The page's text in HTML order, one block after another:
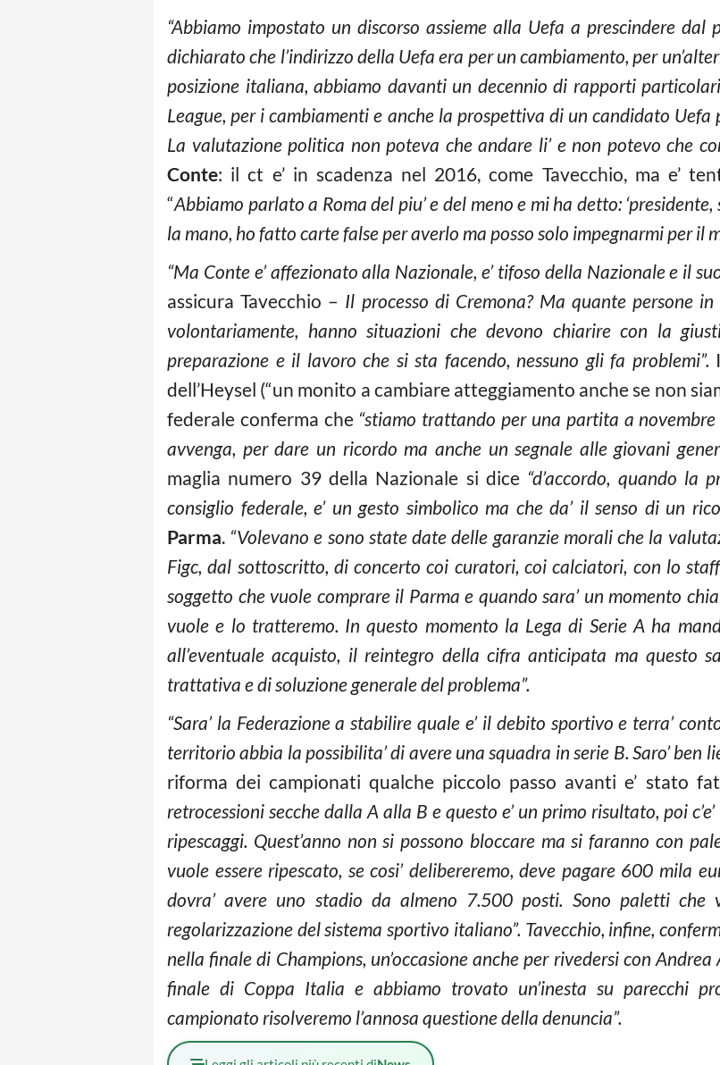
“Abbiamo impostato un discorso assieme alla Uefa a prescindere dal
dichiarato che l’indirizzo della Uefa era per un cambiamento, per
posizione italiana, abbiamo davanti un decennio di rapporti
League, per i cambiamenti e anche la prospettiva di un candidato Uefa
La valutazione politica non poteva che andare li’ e non potevo che
Conte: il ct e’ in scadenza nel 2016, come Tavecchio, ma e’
“Abbiamo parlato a Roma del piu’ e del meno e mi ha detto:
la mano, ho fatto carte false per averlo ma posso solo impegnarmi per il
“Ma Conte e’ affezionato alla Nazionale, e’ tifoso della Nazionale e il
assicura Tavecchio – Il processo di Cremona? Ma quante persone
volontariamente, hanno situazioni che devono chiarire con la
preparazione e il lavoro che si sta facendo, nessuno gli fa problemi”.
dell’Heysel (“un monito a cambiare atteggiamento anche se non
federale conferma che“stiamo trattando per una partita a novembre
avvenga, per dare un ricordo ma anche un segnale alle giovani
maglia numero 39 della Nazionale si dice “d’accordo, quando la
consiglio federale, e’ un gesto simbolico ma che da’ il senso di un
Parma. “Volevano e sono state date delle garanzie morali che la
Figc, dal sottoscritto, di concerto coi curatori, coi calciatori, con lo
soggetto che vuole comprare il Parma e quando sara’ un momento
vuole e lo tratteremo. In questo momento la Lega di Serie A ha
all’eventuale acquisto, il reintegro della cifra anticipata ma questo
trattativa e di soluzione generale del problema”.
“Sara’ la Federazione a stabilire quale e’ il debito sportivo e terra’
territorio abbia la possibilita’ di avere una squadra in serie B. Saro’
riforma dei campionati qualche piccolo passo avanti e’ stato
retrocessioni secche dalla A alla B e questo e’ un primo risultato, poi
ripescaggi. Quest’anno non si possono bloccare ma si faranno con
vuole essere ripescato, se cosi’ delibereremo, deve pagare 600 mila
dovra’ avere uno stadio da almeno 7.500 posti. Sono paletti che
regolarizzazione del sistema sportivo italiano”. Tavecchio, infine,
nella finale di Champions, un’occasione anche per rivedersi con
finale di Coppa Italia e abbiamo trovato un’inesta su parecchi
campionato risolveremo l’annosa questione della denuncia”.